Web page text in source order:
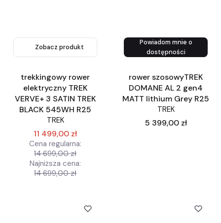
Zobacz produkt
trekkingowy rower
elektryczny TREK
VERVE+ 3 SATIN TREK
BLACK 545WH R25
TREK
11 499,00 zł
Cena regularna:
14 699,00 zł
Najniższa cena:
14 699,00 zł
Zobacz produkt
Powiadom mnie o
dostępności
rower szosowyTREK
DOMANE AL 2 gen4
MATT lithium Grey R25
TREK
Cena
5 399,00 zł